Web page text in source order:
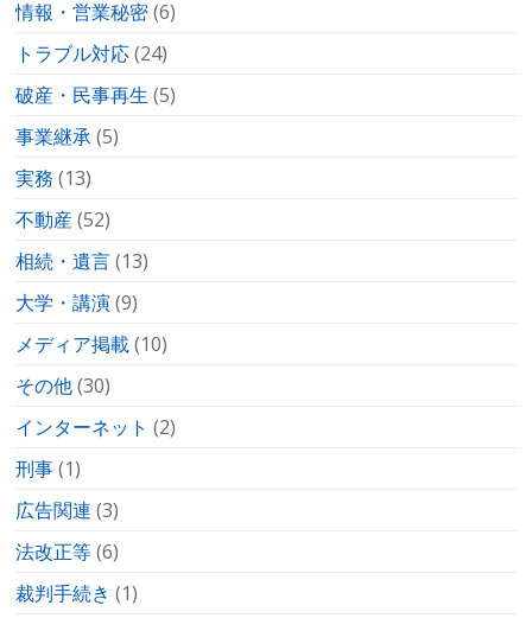
情報・営業秘密(6)
トラブル対応(24)
破産・民事再生 (5)
事業継承(5)
実務 (13)
不動産(52)
相続・遺言(13)
大学・講演(9)
メディア掲載(10)
その他(30)
インターネット (2)
刑事(1)
広告関連 (3)
法改正等(6)
裁判手続き (1)